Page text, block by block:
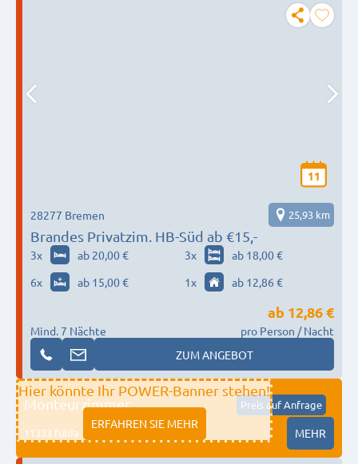
11
Brandes Privatzim. HB-Süd ab €15,-
28277 Bremen 25,93 km
3x ab 20,00 € 3x
ab 18,00 €
6x ab 15,00 € 1x ab 12,86 €
Mind. 7 Nächte
ab 12,86 €
pro Person / Nacht
ZUM ANGEBOT
Hier könnte Ihr POWER-Banner stehen!
ERFAHREN SIE MEHR
Monteurzimmer Preis auf Anfrage
11333 fulda MEHR